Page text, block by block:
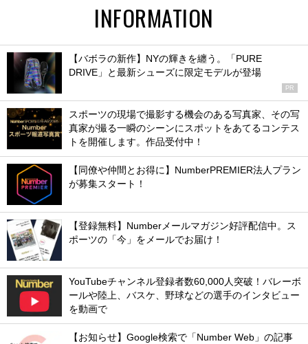
INFORMATION
【バボラの新作】NYの輝きを纏う。「PURE
DRIVE」と最新シューズに限定モデルが登場
PR
スポーツの現場で撮影する機会のある写真家、その写
真家が撮る一瞬のシーンにスポットをあてるコンテス
トを開催します。作品受付中！
【同僚や仲間とお得に】NumberPREMIER法人プラン
が募集スタート！
【登録無料】Numberメールマガジン好評配信中。ス
ポーツの「今」をメールでお届け！
YouTubeチャンネル登録者数60,000人突破！バレーボ
ールや陸上、バスケ、野球などの選手のインタビュー
を動画で
【お知らせ】Google検索で「Number Web」の記事